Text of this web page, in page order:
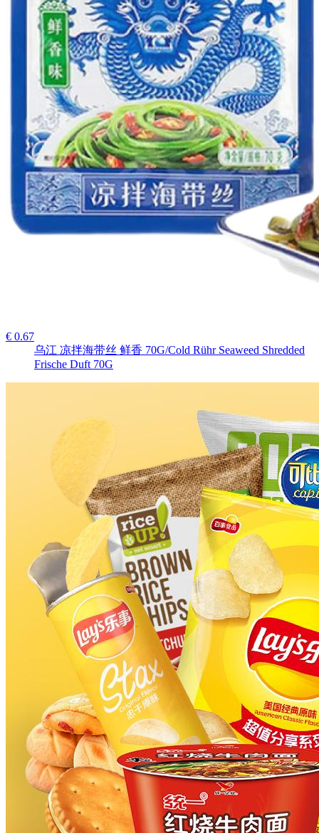
€ 0.67
乌江 凉拌海带丝 鲜香 70G/Cold Rühr Seaweed Shredded
Frische Duft 70G